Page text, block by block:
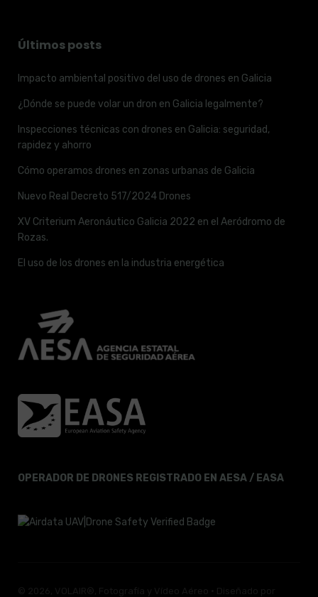
Últimos posts
Impacto ambiental positivo del uso de drones en Galicia
¿Dónde se puede volar un dron en Galicia legalmente?
Inspecciones técnicas con drones en Galicia: seguridad,
rapidez y ahorro
Cómo operamos drones en zonas urbanas de Galicia
Nuevo Real Decreto 517/2024 Drones
XV Criterium Aeronáutico Galicia 2022 en el Aeródromo de
Rozas.
El uso de los drones en la industria energética
OPERADOR DE DRONES REGISTRADO EN AESA / EASA